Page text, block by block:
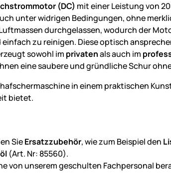
(DC) mit einer Leistung von
unter widrigen Bedingungen, ohne
durchgelassen, wodurch der
zu reinigen. Diese optisch
sowohl im privatenals auch im
eine saubere und gründliche Schur
in einem praktischen
bietet.
SieErsatzzubehör, wie zum Beispiel den
(Art. Nr: 85560).
von unserem geschulten Fachpersonal